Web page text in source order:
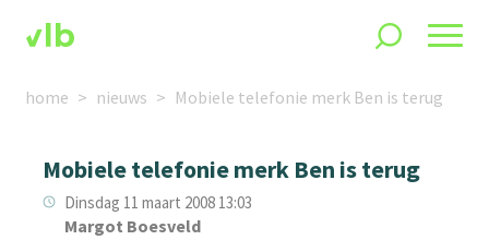
home nieuws Mobiele telefonie merk Ben is terug
Mobiele telefonie merk Ben is terug
Dinsdag 11 maart 2008 13:03
Margot Boesveld